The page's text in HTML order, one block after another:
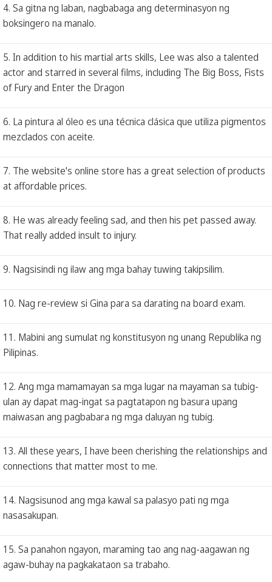
4. Sa gitna ng laban, nagbabaga ang determinasyon ng
boksingero na manalo.
5. In addition to his martial arts skills, Lee was also a talented
actor and starred in several films, including The Big Boss, Fists
of Fury and Enter the Dragon
6. La pintura al óleo es una técnica clásica que utiliza pigmentos
mezclados con aceite.
7. The website's online store has a great selection of products
at affordable prices.
8. He was already feeling sad, and then his pet passed away.
That really added insult to injury.
9. Nagsisindi ng ilaw ang mga bahay tuwing takipsilim.
10. Nag re-review si Gina para sa darating na board exam.
11. Mabini ang sumulat ng konstitusyon ng unang Republika ng
Pilipinas.
12. Ang mga mamamayan sa mga lugar na mayaman sa tubig-
ulan ay dapat mag-ingat sa pagtatapon ng basura upang
maiwasan ang pagbabara ng mga daluyan ng tubig.
13. All these years, I have been cherishing the relationships and
connections that matter most to me.
14. Nagsisunod ang mga kawal sa palasyo pati ng mga
nasasakupan.
15. Sa panahon ngayon, maraming tao ang nag-aagawan ng
agaw-buhay na pagkakataon sa trabaho.